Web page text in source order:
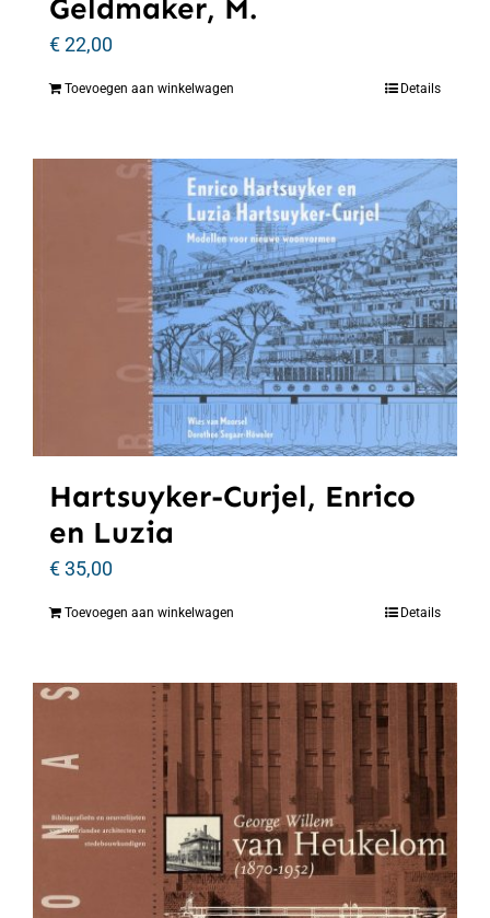
Geldmaker, M.
€22,00
Toevoegen aan winkelwagen Details
Hartsuyker-Curjel, Enrico
en Luzia
€35,00
Toevoegen aan winkelwagen Details